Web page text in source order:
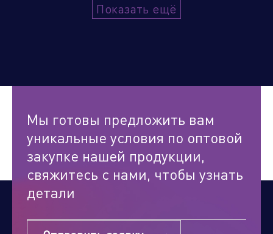
Показать ещё
Мы готовы предложить вам
уникальные условия по оптовой
закупке нашей продукции,
свяжитесь с нами, чтобы узнать
детали